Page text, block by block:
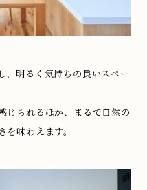
、明るく気持ちの良いスペー
じられるほか、まるで自然の
味わえます。